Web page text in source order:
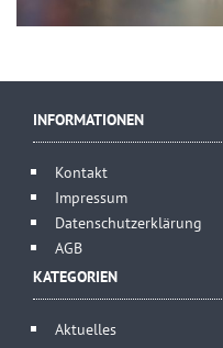
INFORMATIONEN
Kontakt
Impressum
Datenschutzerklärung
AGB
KATEGORIEN
Aktuelles